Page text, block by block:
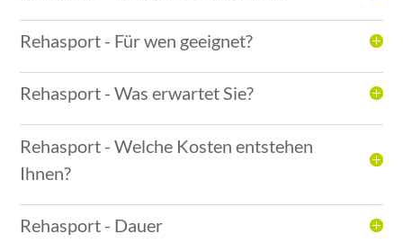
Rehasport - Für wen geeignet?
Rehasport - Was erwartet Sie?
Rehasport - Welche Kosten entstehen
Ihnen?
Rehasport - Dauer